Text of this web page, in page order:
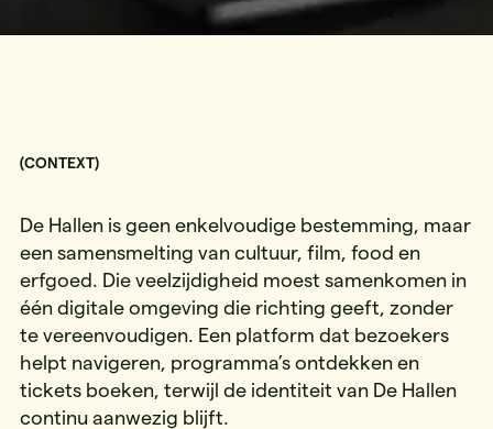
(CONTEXT)
De Hallen is geen enkelvoudige bestemming, maar
een samensmelting van cultuur, film, food en
erfgoed. Die veelzijdigheid moest samenkomen in
één digitale omgeving die richting geeft, zonder
te vereenvoudigen. Een platform dat bezoekers
helpt navigeren, programma’s ontdekken en
tickets boeken, terwijl de identiteit van De Hallen
continu aanwezig blijft.